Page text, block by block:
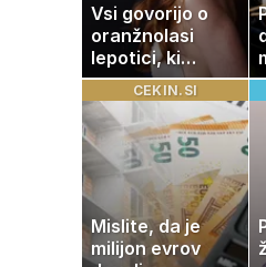
Vsi govorijo o
oranžnolasi
lepotici, ki
navdušuje s
skrivnostno
vlogo
CEKIN.SI
Mislite, da je
milijon evrov